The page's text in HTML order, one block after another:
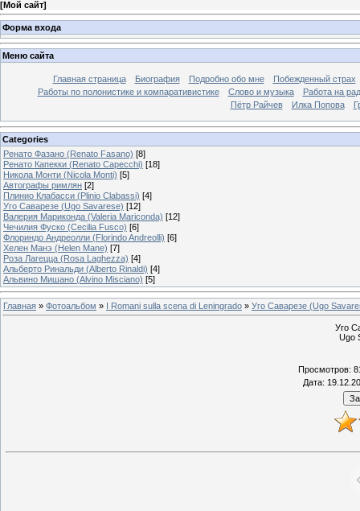
[Мой сайт]
Форма входа
Меню сайта
Главная страница Биография Подробно обо мне
Побежденный страх
Работы по полонистике и компаративистике
Слово и музыка
Работа на
Пётр Райчев
Илка Попова
Categories
Ренато Фазано (Renato Fasano) [8]
Ренато Капекки (Renato Capecchi) [18]
Никола Монти (Nicola Monti) [5]
Автографы римлян [2]
Плинио Клабасси (Plinio Clabassi) [4]
Уго Саварезе (Ugo Savarese) [12]
Валерия Мариконда (Valeria Mariconda) [12]
Чечилия Фуско (Cecilia Fusco) [6]
Флориндо Андреолли (Florindo Andreolli) [6]
Хелен Манэ (Helen Mane) [7]
Роза Лагецца (Rosa Laghezza) [4]
Альберто Ринальди (Alberto Rinaldi) [4]
Альвино Мишано (Alvino Misciano) [5]
Главная » Фотоальбом » I Romani sulla scena di Leningrado » Уго Саварезе (Ugo
Уго
Ugo
Просмотров:
Дата: